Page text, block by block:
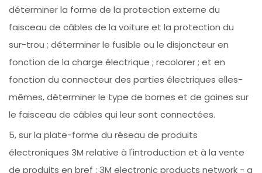
déterminer la forme de la protection externe du
faisceau de câbles de la voiture et la protection du
sur-trou ; déterminer le fusible ou le disjoncteur en
fonction de la charge électrique ; recolorer ; et en
fonction du connecteur des parties électriques elles-
mêmes, déterminer le type de bornes et de gaines sur
le faisceau de câbles qui leur sont connectées.
5, sur la plate-forme du réseau de produits
électroniques 3M relative à l'introduction et à la vente
de produits en bref : 3M electronic products network - a